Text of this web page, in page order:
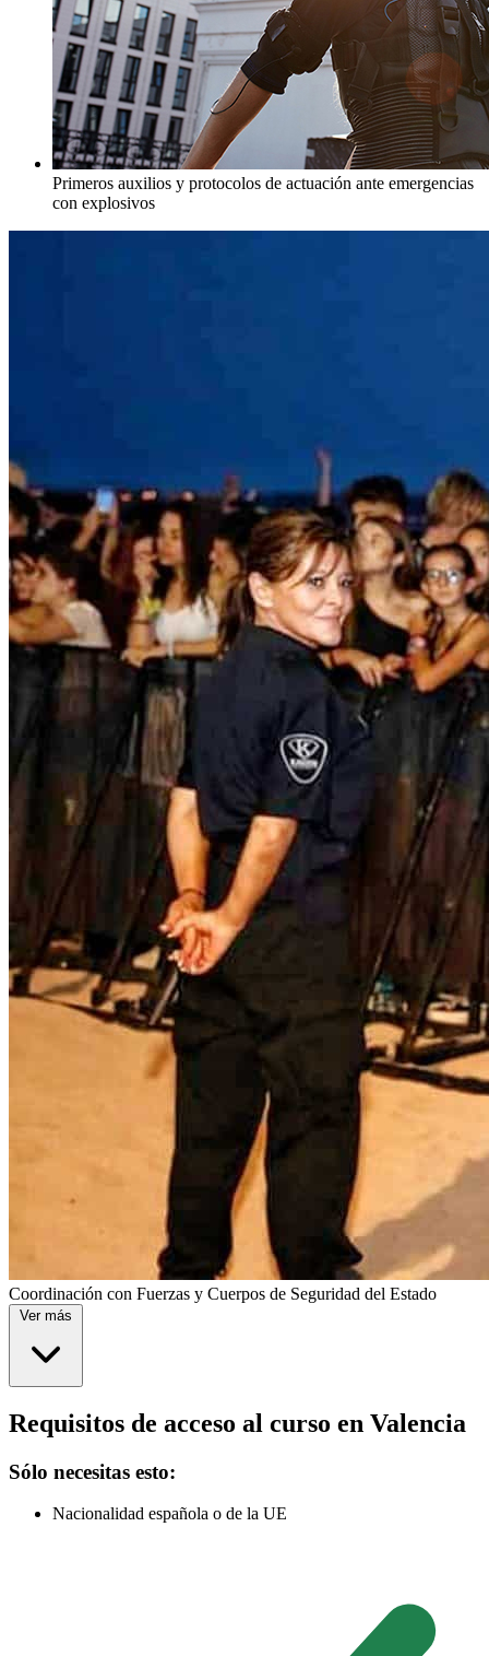
Primeros auxilios y protocolos de actuación ante emergencias
con explosivos
Coordinación con Fuerzas y Cuerpos de Seguridad del Estado
Requisitos de acceso al curso en Valencia
Sólo necesitas esto:
Nacionalidad española o de la UE